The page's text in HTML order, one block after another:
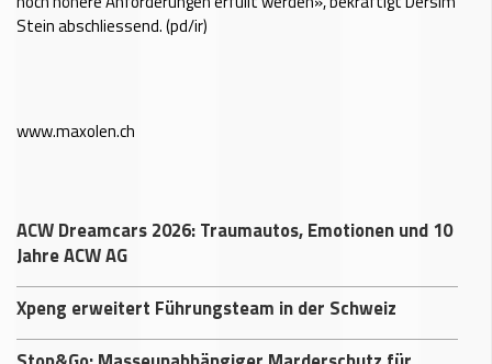
Stein abschliessend. (pd/ir)
www.maxolen.ch
ACW Dreamcars 2026: Traumautos, Emotionen und 10
Jahre ACW AG
Xpeng erweitert Führungsteam in der Schweiz